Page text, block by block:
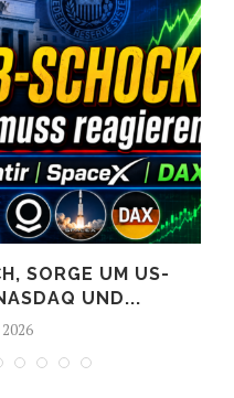
SORGE UM US-
UND...